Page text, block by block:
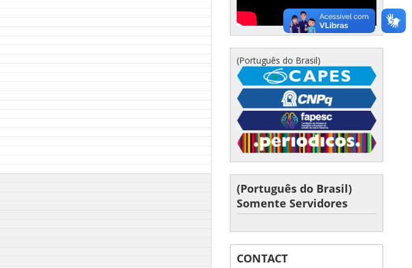
(Português do Brasil)
(Português do Brasil)
Somente Servidores
CONTACT